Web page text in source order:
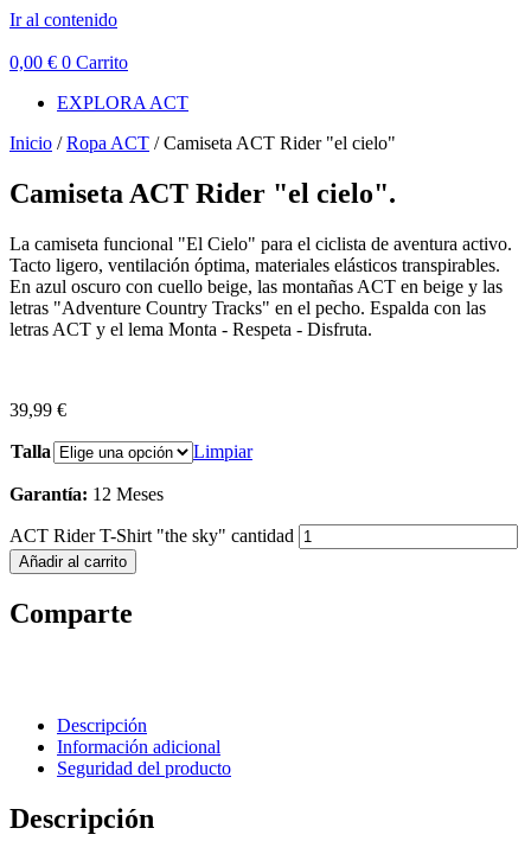
Ir al contenido
0,00 € 0 Carrito
EXPLORA ACT
Inicio /Ropa ACT / Camiseta ACT Rider "el cielo"
Camiseta ACT Rider "el cielo".
La camiseta funcional "El Cielo" para el ciclista de aventura activo.
Tacto ligero, ventilación óptima, materiales elásticos transpirables.
En azul oscuro con cuello beige, las montañas ACT en beige y las
letras "Adventure Country Tracks" en el pecho. Espalda con las
letras ACT y el lema Monta - Respeta - Disfruta.
39,99 €
Talla Limpiar
Garantía: 12 Meses
ACT Rider T-Shirt "the sky" cantidad
Añadir al carrito
Comparte
Descripción
Información adicional
Seguridad del producto
Descripción